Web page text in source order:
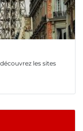
les sites